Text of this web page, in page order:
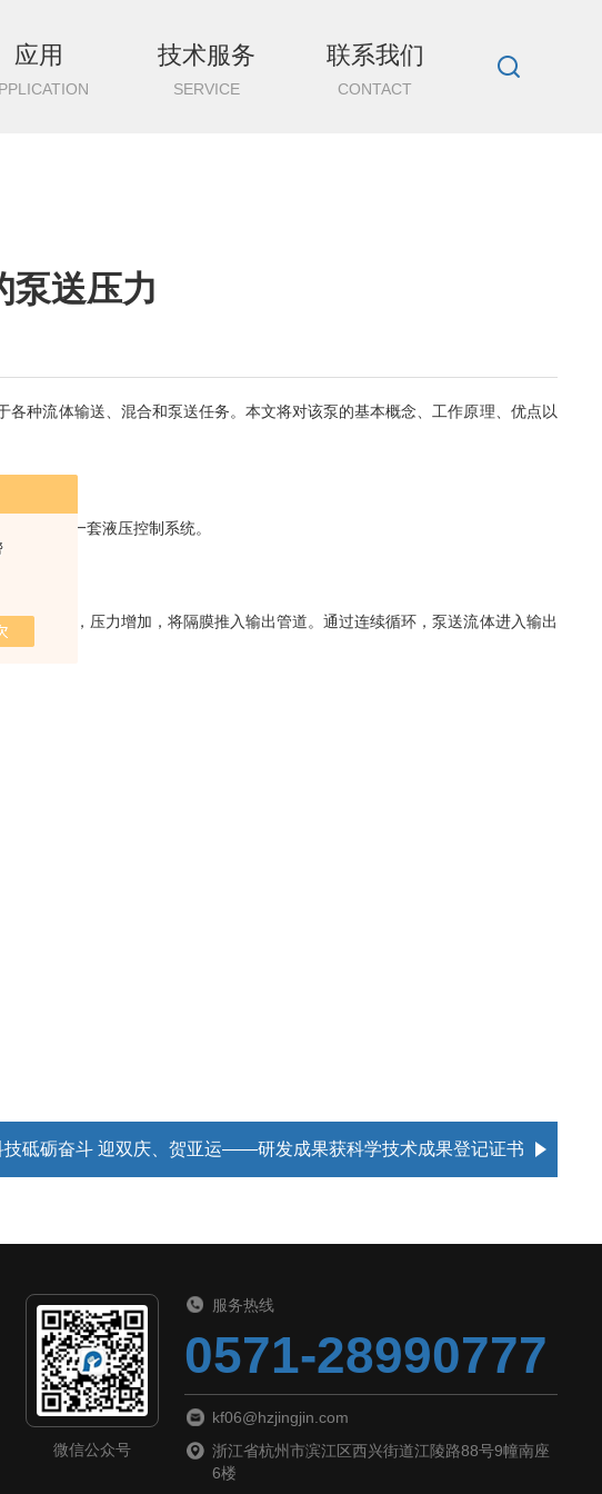
应用 技术服务
SERVICE
联系我们
CONTACT
泵送压力
种流体输送、混合和泵送任务。本文将对该泵的基本概念、工作原理、优点以
隔膜和一套液压控制系统。
积减小，压力增加，将隔膜推入输出管道。通过连续循环，泵送流体进入输出
技砥砺奋斗 迎双庆、贺亚运——研发成果获科学技术成果登记证书
微信公众号
服务热线
0571-28990777
kf06@hzjingjin.com
浙江省杭州市滨江区西兴街道江陵路88号9幢南座
6楼